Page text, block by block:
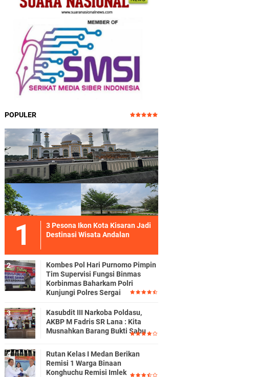
POPULER
3 Pesona Ikon Kota Kisaran Jadi
Destinasi Wisata Andalan
Kombes Pol Hari Purnomo Pimpin
Tim Supervisi Fungsi Binmas
Korbinmas Baharkam Polri
Kunjungi Polres Sergai
Kasubdit III Narkoba Poldasu,
AKBP M Fadris SR Lana : Kita
Musnahkan Barang Bukti Sabu
Rutan Kelas I Medan Berikan
Remisi 1 Warga Binaan
Konghuchu Remisi Imlek